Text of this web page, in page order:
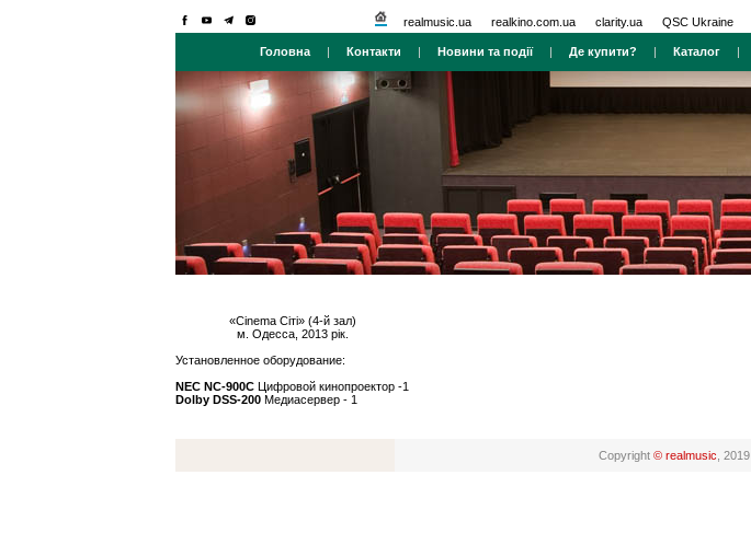
realmusic.ua realkino.com.ua clarity.ua QSC Ukraine
Головна | Контакти | Новини та події| Де купити? | Каталог |
«Cinema Ciтi» (4-й зал)
м. Одесса, 2013 рік.
Установленное оборудование:
NEC NC-900С Цифровой кинопроектор -1
Dolby DSS-200 Медиасервер - 1
Copyright © realmusic , 2019